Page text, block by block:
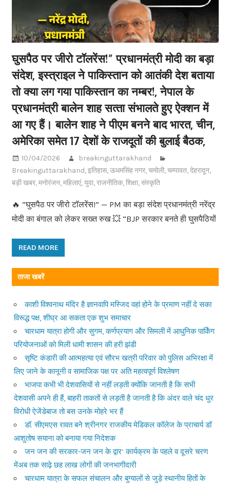
घुसपैठ पर जीरो टॉलरेंस!” प्रधानमंत्री मोदी का बड़ा
संदेश, इस्त्राइल ने पाकिस्तान को आतंकी देश बताया
तो क्या लग गया पाकिस्तान का नम्बर!, नेपाल के
प्रधानमंत्री बालेन शाह सत्‍ता संभालते हुए ऐक्‍शन में
आ गए हैं। बालेन शाह ने पीएम बनने बाद भारत, चीन,
अमेरिका समेत 17 देशों के राजदूतों की बुलाई बैठक,
10/04/2026
breakinguttarakhand
Breakinguttarakhand,इतिहास,ऊधमसिंह नगर,चमोली,चम्पावत,देहरादून,
बड़ी खबर,मनोरंजन,महिलाएं,युवा,राजनीतिक,शिक्षा,संस्कृति
🔥 “घुसपैठ पर जीरो टॉलरेंस!” — PM का बड़ा संदेश प्रधानमंत्री नरेंद्र
मोदी का बंगाल को लेकर सख्त रुख 💥 “BJP सरकार बनते ही घुसपैठियों
READ MORE
ताजा खबरें
काशी विश्वनाथ मंदिर है ज्ञानवापि मस्जिद वहां होने के प्रमाण नहीं दे सका
विरूद्ध पक्ष, शीघ्र आ सकता एक शुभ समाचार
चारधाम यात्रा होगी और सुगम, कर्णप्रयाग और सिमली में आधुनिक पार्किंग
परियोजनाओं को मिली धामी शासन की हरी झंडी
सृष्टि कंडारी की आत्महत्या एवं सौरभ खत्री परिवार को पुलिस अभिरक्षा में
लिए जाने के कानूनी व सामाजिक पक्ष पर अति महत्वपूर्ण विश्लेषण
भाजपा कभी भी देशवासियों से नहीं लड़ती क्योंकि जानती है कि सभी
देशवासी अपने ही हैं, बाहरी ताकतों से लड़ती है जानती है कि अंदर वाले चंद धुर
विरोधी ऐजेंडेबाज तो बस उनके मोहरे भर हैं
डॉ. सीएमएस रावत बने श्रीनगर राजकीय मेडिकल कॉलेज के प्राचार्य डॉ
आशुतोष सयाना को बनाया गया निदेशक
जन जन की सरकार-जन जन के द्वार’ कार्यक्रम के पहले व दूसरे चरण
मेंअब तक साढ़े छह लाख लोगों की जनभागीदारी
चारधाम यात्रा के सफल संचालन और बुग्यालों से जुड़े स्थानीय हितों के